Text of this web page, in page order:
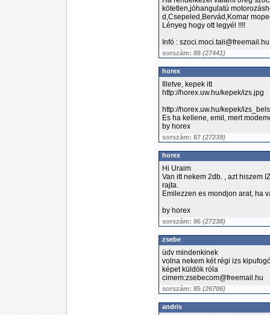
kötetlen,jóhangulatú
d,Csepeled,Bervád,Komar
Lényeg hogy ott legyél !!!!
Infó :
sorszám: 88 (27441)
horex
Illetve, kepek itt
http://horex.uw.hu/kepek/izs.jpg
http://horex.uw.hu/kepek/
Es ha kellene, emil, mert
by horex
sorszám: 87 (27239)
horex
Hi Uraim
Van itt nekem 2db. , azt hiszem
rajta.
Emilezzen es mondjon arat, ha
by horex
sorszám: 86 (27238)
zsebe
üdv mindenkinek
volna nekem két régi izs
képet küldök róla
cimem:zsebecom@freemail.hu
sorszám: 85 (26706)
andris